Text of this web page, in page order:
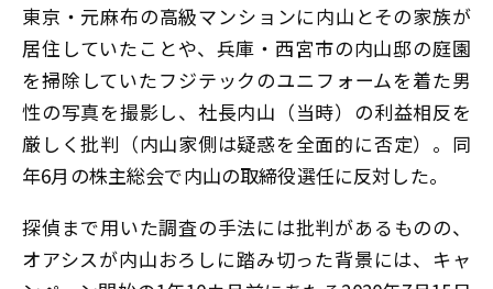
東京・元麻布の高級マンションに内山とその家族が
居住していたことや、兵庫・西宮市の内山邸の庭園
を掃除していたフジテックのユニフォームを着た男
性の写真を撮影し、社長内山（当時）の利益相反を
厳しく批判（内山家側は疑惑を全面的に否定）。同
年6月の株主総会で内山の取締役選任に反対した。
探偵まで用いた調査の手法には批判があるものの、
オアシスが内山おろしに踏み切った背景には、キャ